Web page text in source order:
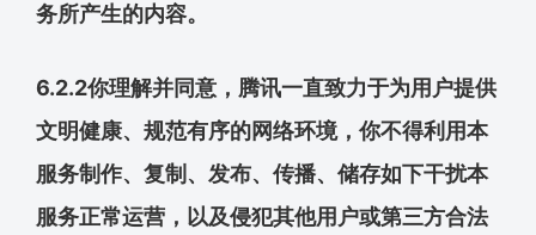
务所产生的内容。
6.2.2你理解并同意，腾讯一直致力于为用户提供
文明健康、规范有序的网络环境，你不得利用本
服务制作、复制、发布、传播、储存如下干扰本
服务正常运营，以及侵犯其他用户或第三方合法